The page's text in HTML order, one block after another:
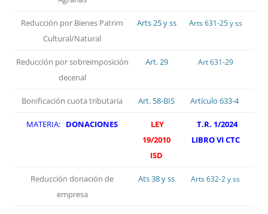
Reducción por Bienes Patrim
Cultural/Natural
Arts 25 y ss Arts 631-25 y ss
Reducción por sobreimposición
decenal
Art. 29 Art 631-29
Bonificación cuota tributaria Art. 58-BIS Artículo 633-4
MATERIA: DONACIONES
LEY
19/2010
ISD
T.R. 1/2024
LIBRO VI CTC
Reducción donación de
empresa
Ats 38 y ss Arts 632-2 y ss